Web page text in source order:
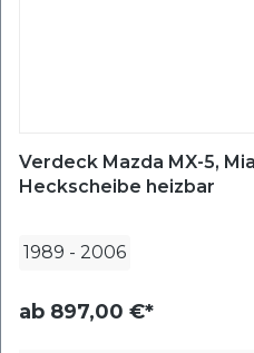
Verdeck Mazda MX-5,
Heckscheibe heizbar
1989 - 2006
ab 897,00 €*